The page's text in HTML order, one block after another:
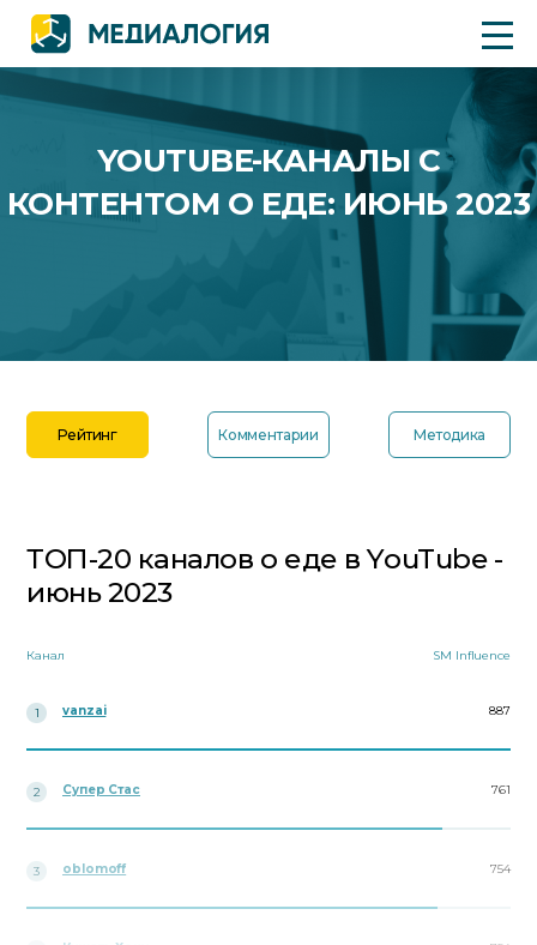
YOUTUBE-КАНАЛЫ С
КОНТЕНТОМ О ЕДЕ: ИЮНЬ 2023
Рейтинг Комментарии Методика
ТОП-20 каналов о еде в YouTube -
июнь 2023
Канал SM Influence
1 vanzai 887
2 Супер Стас 761
3 oblomoff 754